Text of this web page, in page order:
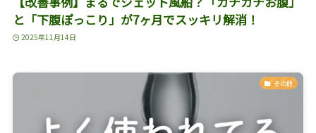
と「下腹ぽっこり」が7ヶ月でスッキリ解消！
2025年11月14日
その他